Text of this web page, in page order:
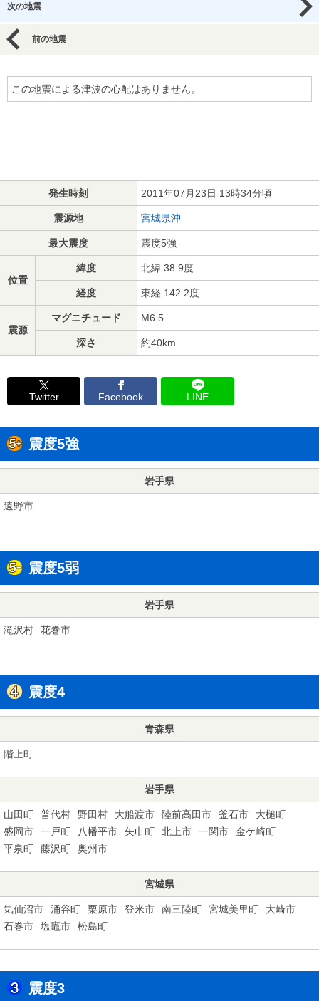
次の地震
前の地震
この地震による津波の心配はありません。
発生時刻 2011年07月23日 13時34分頃
震源地 宮城県沖
最大震度 震度5強
位置
緯度 北緯 38.9度
経度 東経 142.2度
震源
マグニチュード M6.5
深さ 約40km
Twitter Facebook LINE
震度5強
岩手県
遠野市
震度5弱
岩手県
滝沢村 花巻市
震度4
青森県
階上町
岩手県
山田町 普代村 野田村 大船渡市 陸前高田市 釜石市
大槌町
盛岡市
一戸町 八幡平市 矢巾町 北上市 一関市
金ケ崎町
平泉町
藤沢町 奥州市
宮城県
気仙沼市 涌谷町 栗原市 登米市 南三陸町 宮城美里町
大崎市
石巻市
塩竈市 松島町
震度3